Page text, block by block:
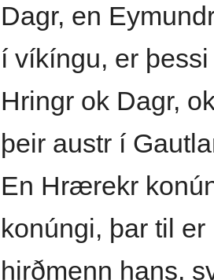
Dagr, en
í víkíngu, er
Hringr ok Dagr,
þeir austr í
En Hrærekr
konúngi, þar til
hirðmenn hans,